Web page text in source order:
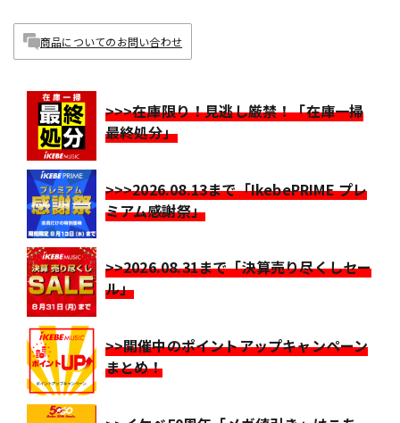
商品についてのお問い合わせ
>>>在庫限り！見逃し厳禁！「在庫一掃
最終処分」
>>>2026.08.13まで「IkebePRIME プレ
ミアム感謝祭」
>>2026.08.31まで「決算売り尽くしセー
ル」
>>開催中のポイントアップキャンペーン
まとめ！